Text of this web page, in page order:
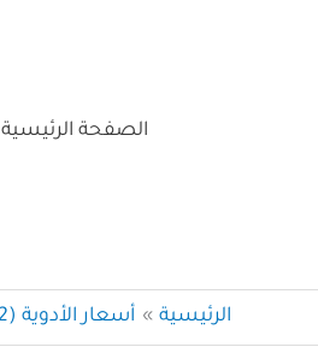
الصفحة الرئيسية
الرئيسية أسعار الأدوية (V2)